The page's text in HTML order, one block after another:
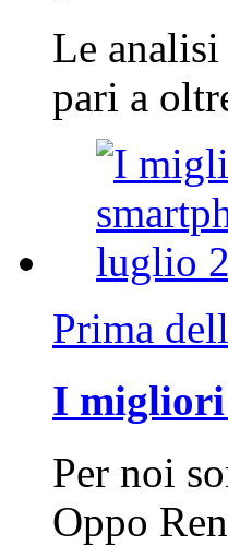
Le
pari a
Prima
I migliori
Per noi
Oppo